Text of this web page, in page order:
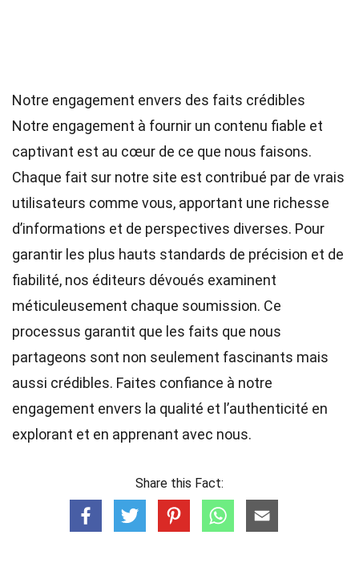
Notre engagement envers des faits crédibles
Notre engagement à fournir un contenu fiable et
captivant est au cœur de ce que nous faisons.
Chaque fait sur notre site est contribué par de vrais
utilisateurs comme vous, apportant une richesse
d’informations et de perspectives diverses. Pour
garantir les plus hauts standards de précision et de
fiabilité, nos éditeurs dévoués examinent
méticuleusement chaque soumission. Ce
processus garantit que les faits que nous
partageons sont non seulement fascinants mais
aussi crédibles. Faites confiance à notre
engagement envers la qualité et l’authenticité en
explorant et en apprenant avec nous.
Share this Fact: